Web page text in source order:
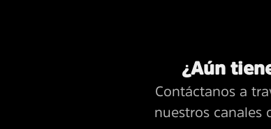
¿Aún
Contáctanos a
nuestros canales